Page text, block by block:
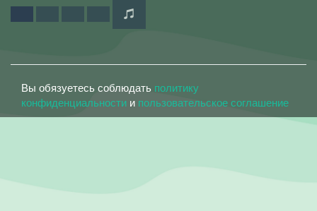
Вы обязуетесь соблюдать политику
конфиденциальности и пользовательское соглашение